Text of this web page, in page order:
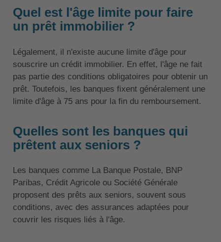
Quel est l'âge limite pour faire
un prêt immobilier ?
Légalement, il n'existe aucune limite d'âge pour
souscrire un crédit immobilier. En effet, l'âge ne fait
pas partie des conditions obligatoires pour obtenir un
prêt. Toutefois, les banques fixent généralement une
limite d'âge à 75 ans pour la fin du remboursement.
Quelles sont les banques qui
prêtent aux seniors ?
Les banques comme La Banque Postale, BNP
Paribas, Crédit Agricole ou Société Générale
proposent des prêts aux seniors, souvent sous
conditions, avec des assurances adaptées pour
couvrir les risques liés à l'âge.